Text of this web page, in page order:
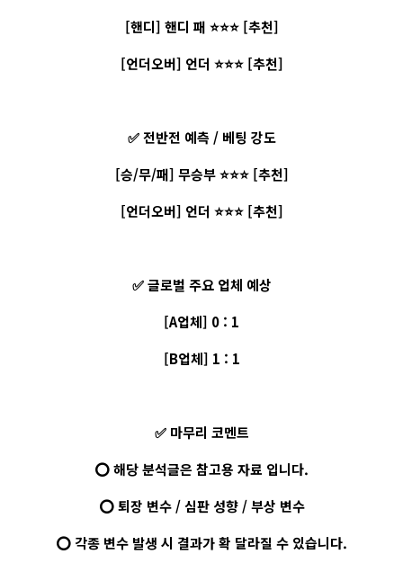
[핸디] 핸디 패 ⭐⭐⭐ [추천]
[언더오버] 언더 ⭐⭐⭐ [추천]
✅ 전반전 예측 / 베팅 강도
[승/무/패] 무승부 ⭐⭐⭐ [추천]
[언더오버] 언더 ⭐⭐⭐ [추천]
✅ 글로벌 주요 업체 예상
[A업체] 0 : 1
[B업체] 1 : 1
✅ 마무리 코멘트
⭕ 해당 분석글은 참고용 자료 입니다.
⭕ 퇴장 변수 / 심판 성향 / 부상 변수
⭕ 각종 변수 발생 시 결과가 확 달라질 수 있습니다.